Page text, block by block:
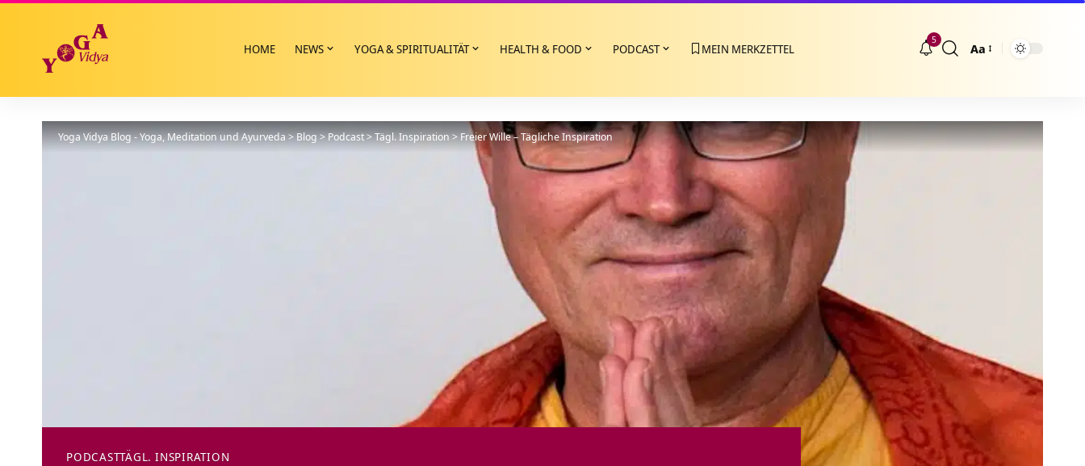
HOME NEWS YOGA & SPIRITUALITÄT HEALTH & FOOD PODCAST MEIN MERKZETTEL
5
Größenänderung
Aa
Yoga Vidya Blog - Yoga, Meditation und Ayurveda>Blog>Podcast>Tägl. Inspiration>Freier Wille – Tägliche Inspiration
PODCASTTÄGL. INSPIRATION